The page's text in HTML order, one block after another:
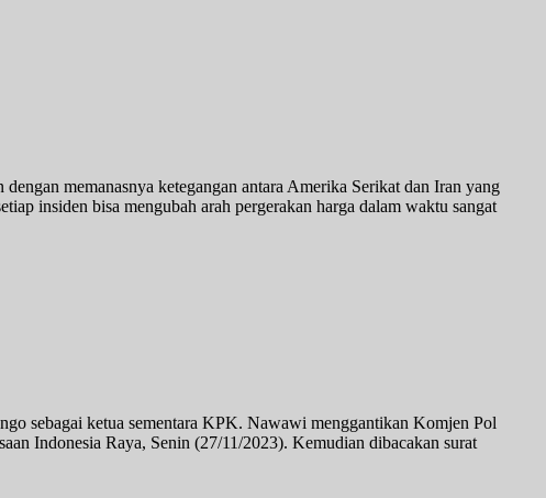
memanasnya ketegangan antara Amerika Serikat dan Iran yang
insiden bisa mengubah arah pergerakan harga dalam waktu sangat
sebagai ketua sementara KPK. Nawawi menggantikan Komjen Pol
Indonesia Raya, Senin (27/11/2023). Kemudian dibacakan surat